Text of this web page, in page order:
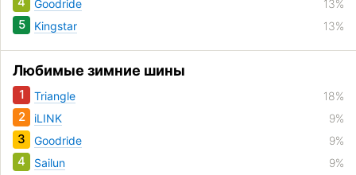
Goodride 13%
5 Kingstar 13%
Любимые зимние шины
1 Triangle 18%
2 iLINK 9%
3 Goodride 9%
4 Sailun 9%